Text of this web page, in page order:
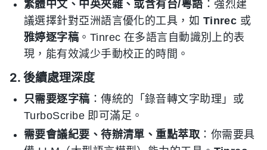
繁體中文、中英夾雜、或含有台/粵語 ：強烈建
議選擇針對亞洲語言優化的工具，如 Tinrec 或
雅婷逐字稿 。Tinrec 在多語言自動識別上的表
現，能有效減少手動校正的時間。
2. 後續處理深度
只需要逐字稿 ：傳統的「錄音轉文字助理」或
TurboScribe 即可滿足。
需要會議紀要、待辦清單、重點萃取 ：你需要具